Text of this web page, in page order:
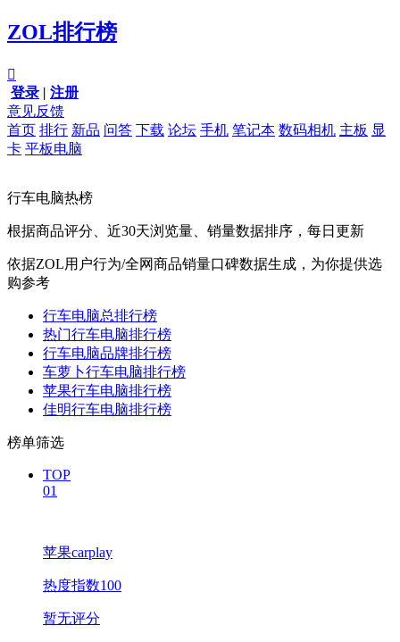
ZOL排行榜

登录 | 注册
意见反馈
首页 排行 新品 问答 下载 论坛 手机 笔记本 数码相机 主板 显
卡 平板电脑
行车电脑热榜
根据商品评分、近30天浏览量、销量数据排序，每日更新
依据ZOL用户行为/全网商品销量口碑数据生成，为你提供选
购参考
行车电脑总排行榜
热门行车电脑排行榜
行车电脑品牌排行榜
车萝卜行车电脑排行榜
苹果行车电脑排行榜
佳明行车电脑排行榜
榜单筛选
TOP
01
苹果carplay
热度指数100
暂无评分